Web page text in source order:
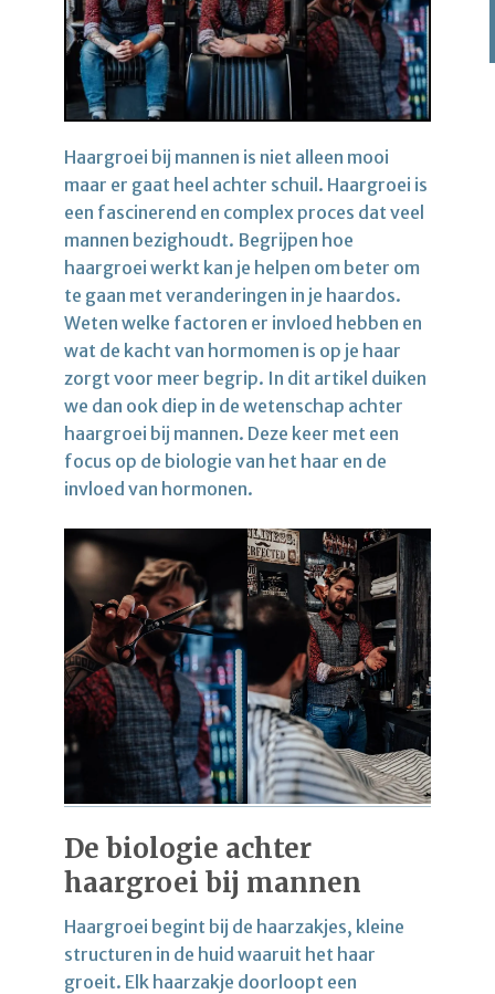
Haargroei bij mannen is niet alleen mooi
maar er gaat heel achter schuil. Haargroei is
een fascinerend en complex proces dat veel
mannen bezighoudt. Begrijpen hoe
haargroei werkt kan je helpen om beter om
te gaan met veranderingen in je haardos.
Weten welke factoren er invloed hebben en
wat de kacht van hormomen is op je haar
zorgt voor meer begrip. In dit artikel duiken
we dan ook diep in de wetenschap achter
haargroei bij mannen. Deze keer met een
focus op de biologie van het haar en de
invloed van hormonen.
De biologie achter
haargroei bij mannen
Haargroei begint bij de haarzakjes, kleine
structuren in de huid waaruit het haar
groeit. Elk haarzakje doorloopt een